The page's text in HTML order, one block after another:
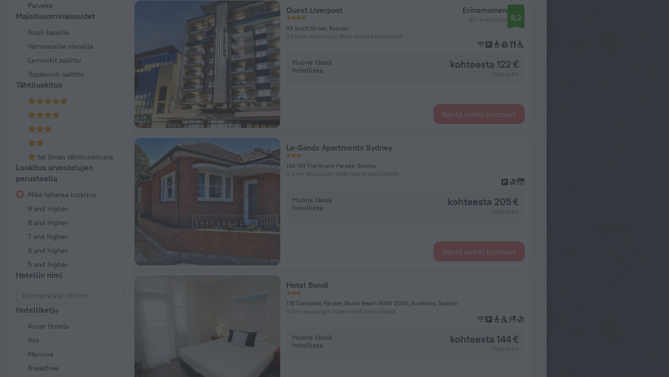
Parveke
Majoitusominaisuudet
Sopii lapsille
Vammaisille vieraille
Lemmikit sallittu
Tupakointi sallittu
Tähtiluokitus
tai ilman tähtiluokitusta
Luokitus arvostelujen
perusteella
Mikä tahansa luokitus
9 and higher
8 and higher
7 and higher
6 and higher
5 and higher
Hotellin nimi
Hotelliketju
Accor Hotels
Ibis
Mercure
Breakfree
Quest Liverpool
39 Scott Street, Sydney
23,5 km kaupungin Slate Island keskustasta
Erinomainen
821 arvostelua 8,2
Huone tässä
hotellissa
kohteesta 122 €
Näytä kaikki huoneet
Le-Sands Apartments Sydney
130-131 The Grand Parade, Sydney
4,3 km kaupungin Slate Island keskustasta
Huone tässä
hotellissa
kohteesta 205 €
Näytä kaikki huoneet
Hotel Bondi
178 Campbell Parade, Bondi Beach NSW 2026, Australia, Sydney
10 km kaupungin Slate Island keskustasta
Huone tässä
hotellissa
kohteesta 144 €